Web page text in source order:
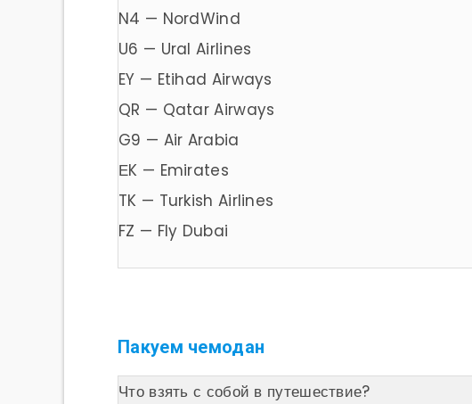
N4 — NordWind
U6 — Ural Airlines
EY — Etihad Airways
QR — Qatar Airways
G9 — Air Arabia
ЕK — Emirates
TK — Turkish Airlines
FZ — Fly Dubai
Пакуем чемодан
Что взять с собой в путешествие?